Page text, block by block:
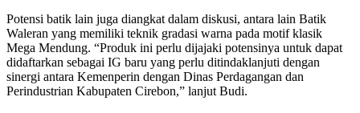
Potensi batik lain juga diangkat dalam diskusi, antara lain Batik
Waleran yang memiliki teknik gradasi warna pada motif klasik
Mega Mendung. “Produk ini perlu dijajaki potensinya untuk dapat
didaftarkan sebagai IG baru yang perlu ditindaklanjuti dengan
sinergi antara Kemenperin dengan Dinas Perdagangan dan
Perindustrian Kabupaten Cirebon,” lanjut Budi.